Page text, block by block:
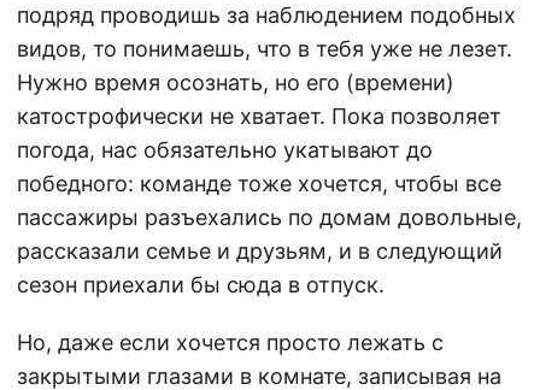
подряд проводишь за наблюдением подобных
видов, то понимаешь, что в тебя уже не лезет.
Нужно время осознать, но его (времени)
катострофически не хватает. Пока позволяет
погода, нас обязательно укатывают до
победного: команде тоже хочется, чтобы все
пассажиры разъехались по домам довольные,
рассказали семье и друзьям, и в следующий
сезон приехали бы сюда в отпуск.
Но, даже если хочется просто лежать с
закрытыми глазами в комнате, записывая на